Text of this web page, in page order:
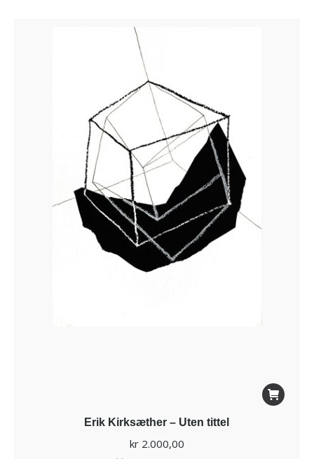
Erik Kirksæther – Uten tittel
kr2.000,00